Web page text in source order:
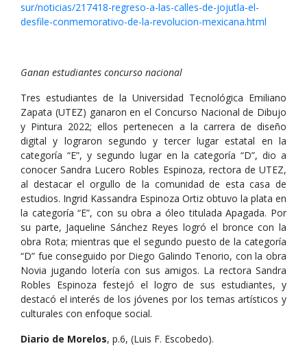
sur/noticias/217418-regreso-a-las-calles-de-jojutla-el-
desfile-conmemorativo-de-la-revolucion-mexicana.html
Ganan estudiantes concurso nacional
Tres estudiantes de la Universidad Tecnológica Emiliano
Zapata (UTEZ) ganaron en el Concurso Nacional de Dibujo
y Pintura 2022; ellos pertenecen a la carrera de diseño
digital y lograron segundo y tercer lugar estatal en la
categoría “E”, y segundo lugar en la categoría “D”, dio a
conocer Sandra Lucero Robles Espinoza, rectora de UTEZ,
al destacar el orgullo de la comunidad de esta casa de
estudios. Ingrid Kassandra Espinoza Ortiz obtuvo la plata en
la categoría “E”, con su obra a óleo titulada Apagada. Por
su parte, Jaqueline Sánchez Reyes logró el bronce con la
obra Rota; mientras que el segundo puesto de la categoría
“D” fue conseguido por Diego Galindo Tenorio, con la obra
Novia jugando lotería con sus amigos. La rectora Sandra
Robles Espinoza festejó el logro de sus estudiantes, y
destacó el interés de los jóvenes por los temas artísticos y
culturales con enfoque social.
Diario de Morelos, p.6, (Luis F. Escobedo).